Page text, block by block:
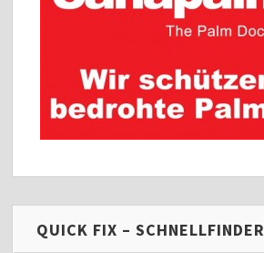
QUICK FIX – SCHNELLFINDER